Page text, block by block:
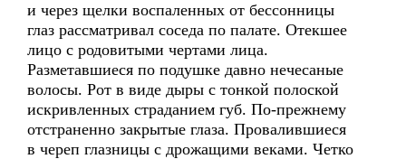
и через щелки воспаленных от бессонницы
глаз рассматривал соседа по палате. Отекшее
лицо с родовитыми чертами лица.
Разметавшиеся по подушке давно нечесаные
волосы. Рот в виде дыры с тонкой полоской
искривленных страданием губ. По-прежнему
отстраненно закрытые глаза. Провалившиеся
в череп глазницы с дрожащими веками. Четко